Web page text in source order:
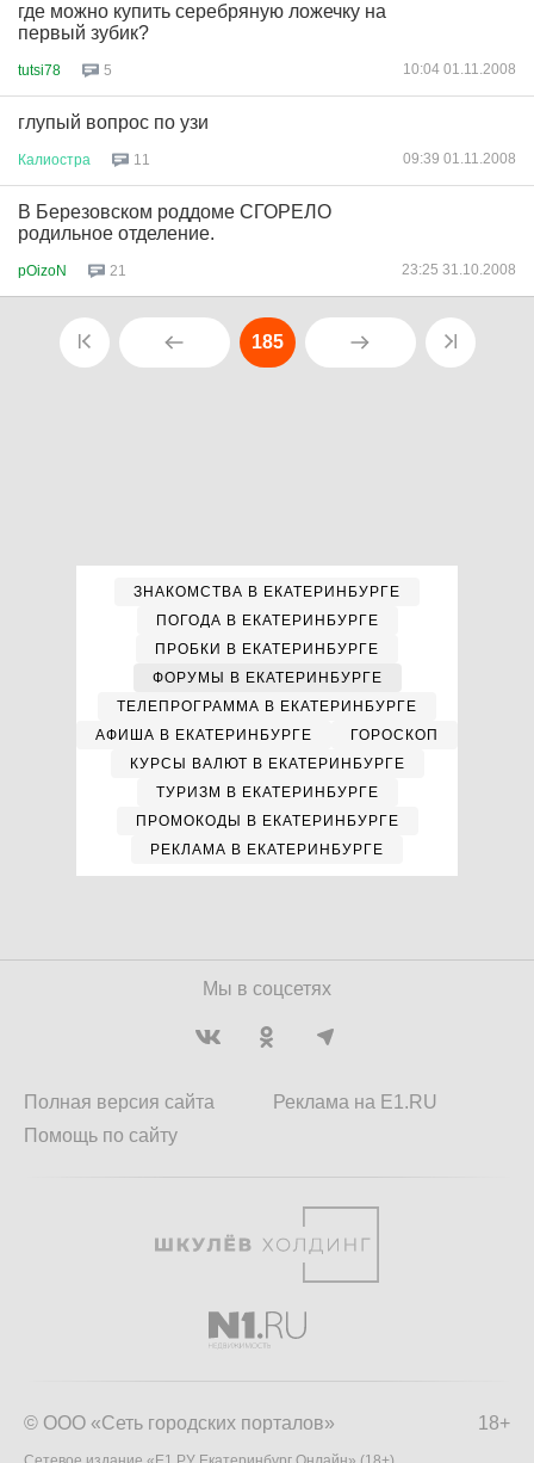
где можно купить серебряную ложечку на
первый зубик?
tutsi78 5 10:04 01.11.2008
глупый вопрос по узи
Калиостра 11 09:39 01.11.2008
В Березовском роддоме СГОРЕЛО
родильное отделение.
pOizoN 21 23:25 31.10.2008
185
ЗНАКОМСТВА В ЕКАТЕРИНБУРГЕ
ПОГОДА В ЕКАТЕРИНБУРГЕ
ПРОБКИ В ЕКАТЕРИНБУРГЕ
ФОРУМЫ В ЕКАТЕРИНБУРГЕ
ТЕЛЕПРОГРАММА В ЕКАТЕРИНБУРГЕ
АФИША В ЕКАТЕРИНБУРГЕ
ГОРОСКОП
КУРСЫ ВАЛЮТ В ЕКАТЕРИНБУРГЕ
ТУРИЗМ В ЕКАТЕРИНБУРГЕ
ПРОМОКОДЫ В ЕКАТЕРИНБУРГЕ
РЕКЛАМА В ЕКАТЕРИНБУРГЕ
Мы в соцсетях
Полная версия сайта
Помощь по сайту
Реклама на E1.RU
18+
© ООО «Сеть городских порталов»